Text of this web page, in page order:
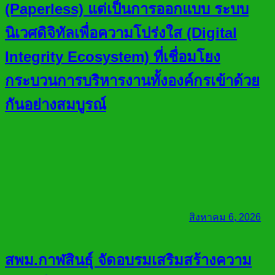
(Paperless) แต่เป็นการออกแบบ ระบบ
นิเวศดิจิทัลเพื่อความโปร่งใส (Digital
Integrity Ecosystem) ที่เชื่อมโยง
กระบวนการบริหารงานทั้งองค์กรเข้าด้วย
กันอย่างสมบูรณ์
สิงหาคม 6, 2026
สพม.กาฬสินธุ์ จัดอบรมเสริมสร้างความ